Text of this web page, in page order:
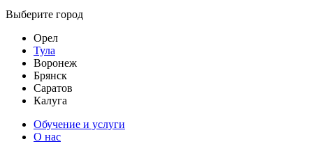
Выберите город
Орел
Тула
Воронеж
Брянск
Саратов
Калуга
Обучение и услуги
О нас